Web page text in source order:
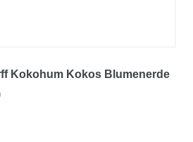
Kokohum Kokos Blumenerde